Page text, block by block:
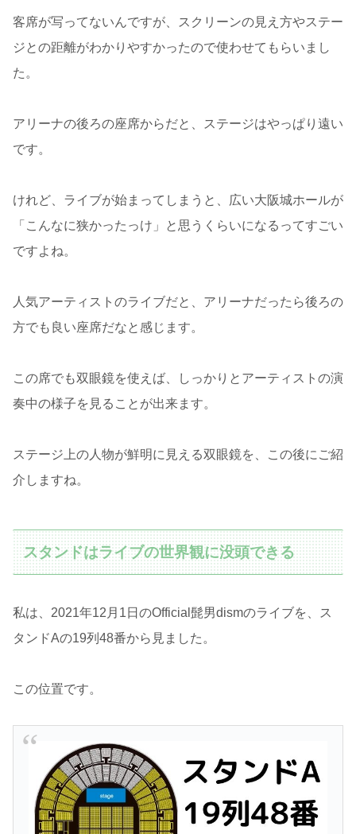
客席が写ってないんですが、スクリーンの見え方やステー
ジとの距離がわかりやすかったので使わせてもらいまし
た。
アリーナの後ろの座席からだと、ステージはやっぱり遠い
です。
けれど、ライブが始まってしまうと、広い大阪城ホールが
「こんなに狭かったっけ」と思うくらいになるってすごい
ですよね。
人気アーティストのライブだと、アリーナだったら後ろの
方でも良い座席だなと感じます。
この席でも双眼鏡を使えば、しっかりとアーティストの演
奏中の様子を見ることが出来ます。
ステージ上の人物が鮮明に見える双眼鏡を、この後にご紹
介しますね。
スタンドはライブの世界観に没頭できる
私は、2021年12月1日のOfficial髭男dismのライブを、ス
タンドAの19列48番から見ました。
この位置です。